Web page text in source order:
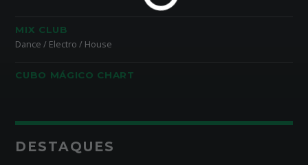
MIX CLUB
Dance / Electro / House
CUBO MÁGICO CHART
DESTAQUES